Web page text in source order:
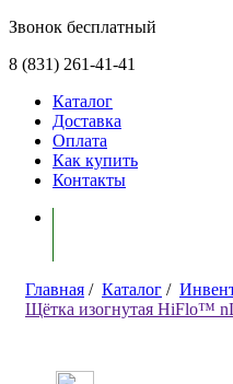
Звонок бесплатный
8 (831) 261-41-41
Каталог
Доставка
Оплата
Как купить
Контакты
Главная / Каталог /
Щётка изогнутая HiFlo™